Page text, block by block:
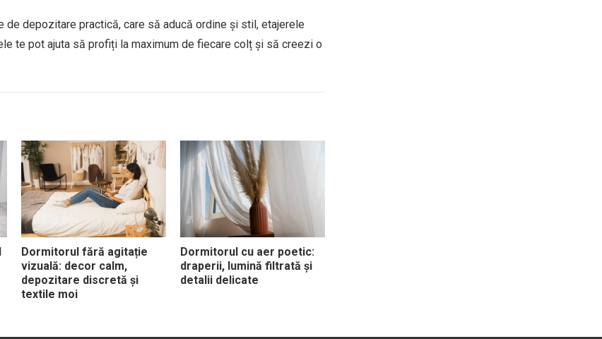
depozitare practică, care să aducă ordine și stil, etajerele
te pot ajuta să profiți la maximum de fiecare colț și să creezi o
Dormitorul fără agitație
vizuală: decor calm,
depozitare discretă și
textile moi
Dormitorul cu aer poetic:
draperii, lumină filtrată și
detalii delicate